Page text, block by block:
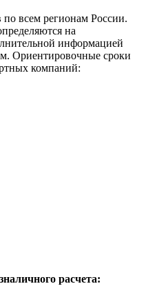
всем регионам России.
на
информацией
Ориентировочные сроки
компаний:
расчета: